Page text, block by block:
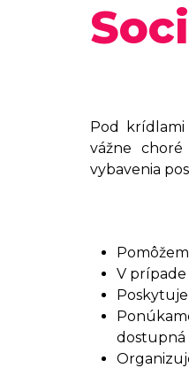
Pod krídlami
vážne
vybavenia
V
dostupná